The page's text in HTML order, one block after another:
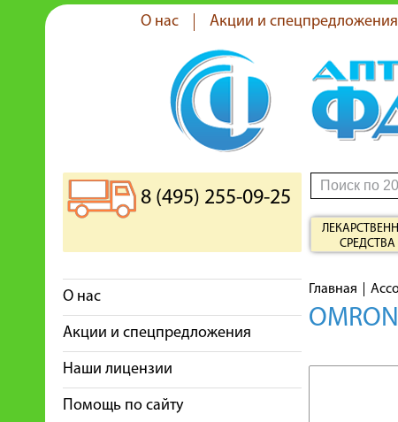
О нас Акции и спецпредложения
8 (495) 255-09-25
СРЕДСТВА
О нас
Акции и спецпредложения
Наши лицензии
Помощь по сайту
Главная